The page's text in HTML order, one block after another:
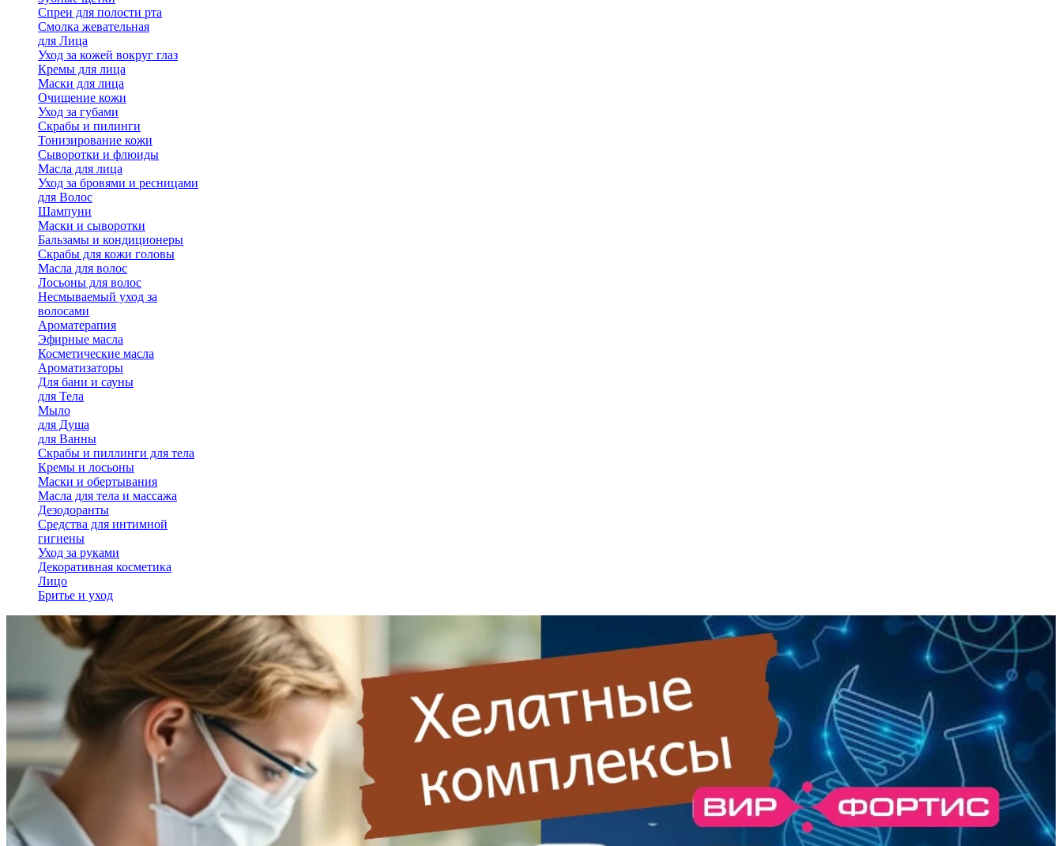
Спреи для полости рта
Смолка жевательная
для Лица
Уход за кожей вокруг глаз
Кремы для лица
Маски для лица
Очищение кожи
Уход за губами
Скрабы и пилинги
Тонизирование кожи
Сыворотки и флюиды
Масла для лица
Уход за бровями и ресницами
для Волос
Шампуни
Маски и сыворотки
Бальзамы и кондиционеры
Скрабы для кожи головы
Масла для волос
Лосьоны для волос
Несмываемый уход за
волосами
Ароматерапия
Эфирные масла
Косметические масла
Ароматизаторы
Для бани и сауны
для Тела
Мыло
для Душа
для Ванны
Скрабы и пиллинги для тела
Кремы и лосьоны
Маски и обертывания
Масла для тела и массажа
Дезодоранты
Средства для интимной
гигиены
Уход за руками
Декоративная косметика
Лицо
Бритье и уход